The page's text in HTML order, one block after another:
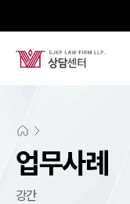
업무사례
강간